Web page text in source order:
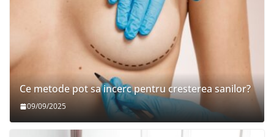
Ce metode pot sa incerc pentru cresterea sanilor?
09/09/2025